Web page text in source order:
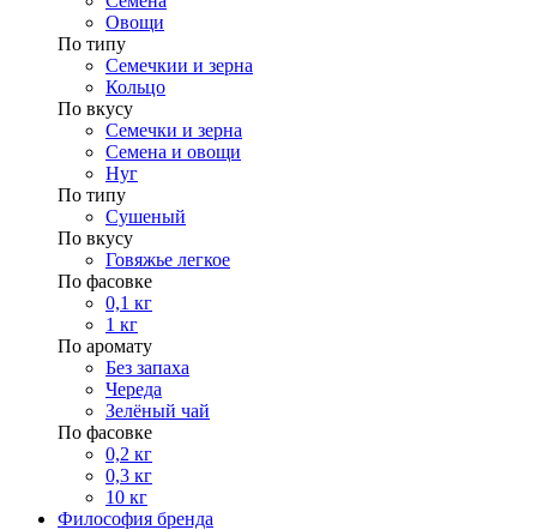
Овощи
По типу
Семечкии и зерна
Кольцо
По вкусу
Семечки и зерна
Семена и овощи
Нуг
По типу
Сушеный
По вкусу
Говяжье легкое
По фасовке
0,1 кг
1 кг
По аромату
Без запаха
Череда
Зелёный чай
По фасовке
0,2 кг
0,3 кг
10 кг
Философия бренда